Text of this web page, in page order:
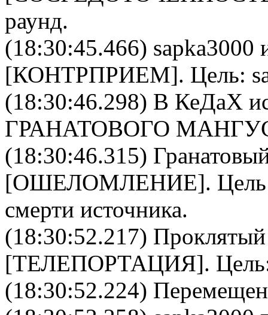
раунд.
(18:30:45.466) sapka3000
[КОНТРПРИЕМ]. Цель:
(18:30:46.298) В КеДаХ
ГРАНАТОВОГО
(18:30:46.315)
[ОШЕЛОМЛЕНИЕ].
смерти источника.
(18:30:52.217)
[ТЕЛЕПОРТАЦИЯ].
(18:30:52.224)